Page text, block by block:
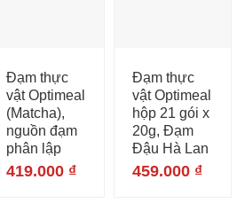
Đạm thực
vật Optimeal
(Matcha),
nguồn đạm
phân lập
419.000 ₫
Đạm thực
vật Optimeal
hộp 21 gói x
20g, Đạm
Đậu Hà Lan
459.000 ₫